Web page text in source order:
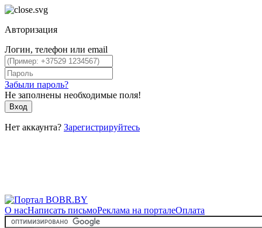
Авторизация
Логин, телефон или email
Забыли пароль?
Не заполнены необходимые поля!
Вход
Нет аккаунта? Зарегистрируйтесь
О насНаписать письмоРеклама на порталеОплата